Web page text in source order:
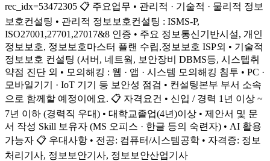
rec_idx=53472305 📋 주요업무 • 관리적 · 기술적 · 물리적 정보
보호컨설팅 • 관리적 정보보호컨설팅 : ISMS-P,
ISO27001,27701,27017&8 인증 • 주요 정보통신기반시설, 개인
정보보호, 정보보호마스터 플랜 수립,정보보호 ISP외 • 기술적
정보보호 컨설팅 (서버, 네트웤, 보안장비 DBMS등, 시스텝취
약점 진단 외 • 모의해킹 : 웹 · 앱 · 시스템 모의해킹 침투 • PC ·
모바일기기 · IoT 기기 등 보안성 점검 • 컨설팅본부 부서 소속
으로 함께할 예정이에요. 📋 자격요건 • 신입 / 경력 1년 이상 ~
7년 이하 (경력직 우대) • 대학교졸업(4년)이상 • 제안서 및 문
서 작성 Skill 보유자 (MS 오피스 · 한글 등의 숙련자) • AI 활용
가능자 📋 우대사항 • 전공: 컴퓨터/시스템공학 • 자격증: 정보
처리기사, 정보보안기사, 정보보안산업기사